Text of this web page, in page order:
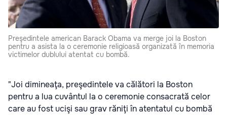
Preşedintele american Barack Obama va merge joi la Boston
pentru a asista la o ceremonie religioasă organizată în memoria
victimelor dublului atentat cu bombă.
"Joi dimineaţa, preşedintele va călători la Boston
pentru a lua cuvântul la o ceremonie consacrată celor
care au fost ucişi sau grav răniţi în atentatul cu bombă